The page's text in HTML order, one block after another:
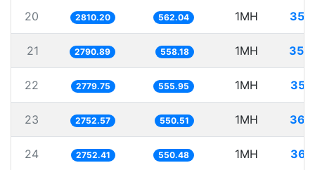
20 2810.20 562.04 1MH
21 2790.89 558.18 1MH
22 2779.75 555.95 1MH
23 2752.57 550.51 1MH
24 2752.41 550.48 1MH